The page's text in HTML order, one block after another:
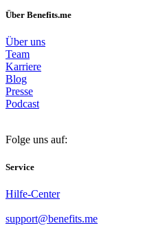
Über Benefits.me
Über uns
Team
Karriere
Blog
Presse
Podcast
Folge uns auf:
Service
Hilfe-Center
support@benefits.me